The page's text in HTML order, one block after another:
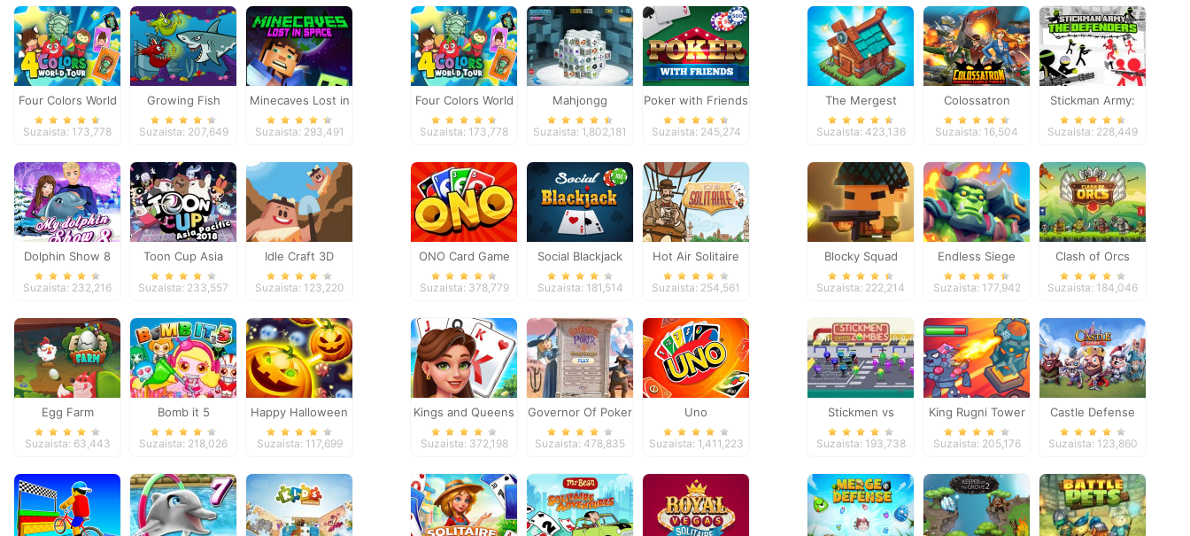
Four Colors World
Tour
Suzaista: 173,778
Growing Fish
Suzaista: 207,649
Minecaves Lost in
Space
Suzaista: 293,491
Dolphin Show 8
Suzaista: 232,216
Toon Cup Asia
Pacific 2018
Suzaista: 233,557
Idle Craft 3D
Suzaista: 123,220
Egg Farm
Suzaista: 63,443
Bomb it 5
Suzaista: 218,026
Happy Halloween
Suzaista: 117,699
Four Colors World
Tour
Suzaista: 173,778
Mahjongg
Dimensions
Suzaista: 1,802,181
Poker with Friends
Suzaista: 245,274
ONO Card Game
Suzaista: 378,779
Social Blackjack
Suzaista: 181,514
Hot Air Solitaire
Suzaista: 254,561
Kings and Queens
Solitaire Tripeaks
Suzaista: 372,198
Governor Of Poker
2
Suzaista: 478,835
Uno
Suzaista: 1,411,223
The Mergest
Kingdom
Suzaista: 423,136
Colossatron
Suzaista: 16,504
Stickman Army:
The Defenders
Suzaista: 228,449
Blocky Squad
Suzaista: 222,214
Endless Siege
Suzaista: 177,942
Clash of Orcs
Suzaista: 184,046
Stickmen vs
Zombies
Suzaista: 193,738
King Rugni Tower
Defense
Suzaista: 205,176
Castle Defense
Suzaista: 123,860